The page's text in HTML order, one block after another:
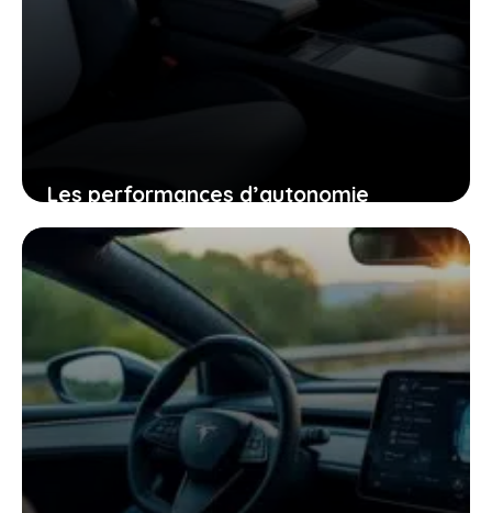
Les performances d’autonomie
autoroutière du tesla model y qui vont
changer votre regard sur la voiture
électrique
25 janvier 2026